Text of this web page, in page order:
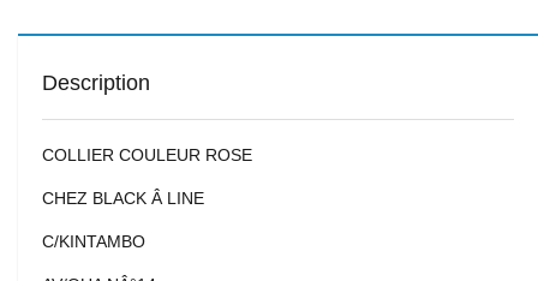
Description
COLLIER COULEUR ROSE
CHEZ BLACK Â LINE
C/KINTAMBO